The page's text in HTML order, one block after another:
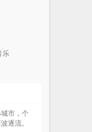
乐
市，个
逐流。